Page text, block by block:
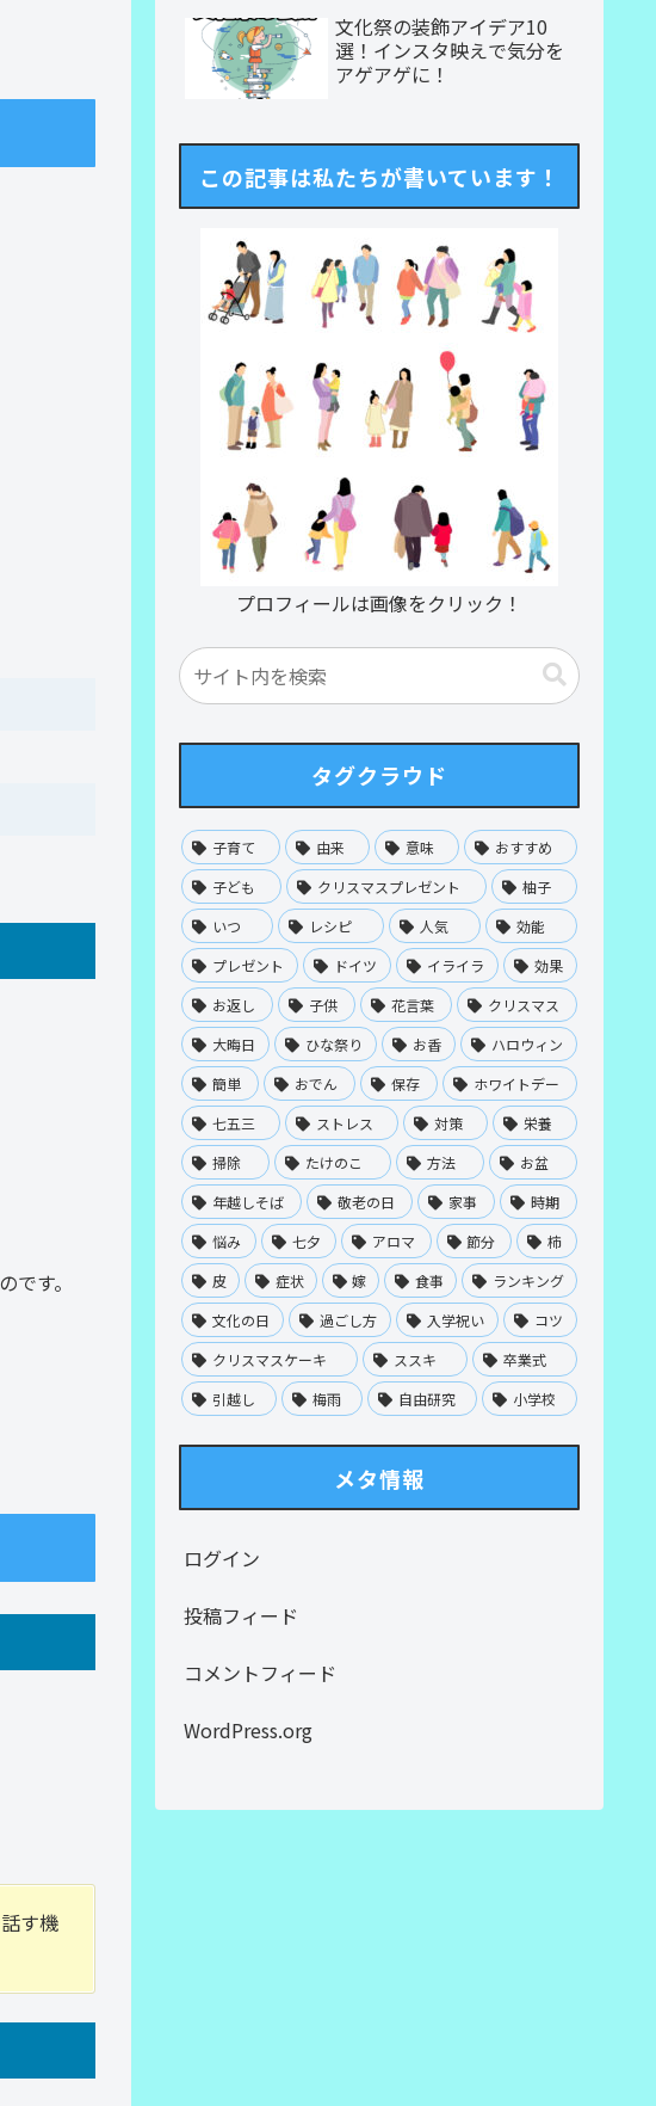
す。
す機
文化祭の装飾アイデア10
選！インスタ映えで気分を
アゲアゲに！
この記事は私たちが書いています！
プロフィールは画像をクリック！
タグクラウド
子育て 由来 意味
おすすめ
子ども
クリスマスプレゼント
柚子
いつ
レシピ 人気
効能
プレゼント
ドイツ イライラ
効果
お返し
子供 花言葉
クリスマス
大晦日
ひな祭り お香
ハロウィン
簡単
おでん 保存
ホワイトデー
七五三
ストレス 対策
栄養
掃除
たけのこ 方法
お盆
年越しそば
敬老の日 家事
時期
悩み
七夕 アロマ 節分
柿
皮
症状 嫁 食事
ランキング
文化の日
過ごし方 入学祝い
コツ
クリスマスケーキ
ススキ
卒業式
引越し
梅雨 自由研究 小学校
メタ情報
ログイン
投稿フィード
コメントフィード
WordPress.org